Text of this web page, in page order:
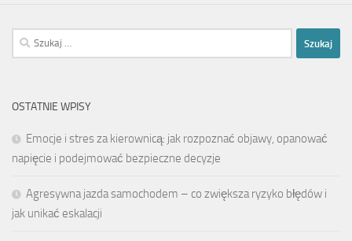
Szukaj:
OSTATNIE WPISY
Emocje i stres za kierownicą: jak rozpoznać objawy, opanować
napięcie i podejmować bezpieczne decyzje
Agresywna jazda samochodem – co zwiększa ryzyko błędów i
jak unikać eskalacji